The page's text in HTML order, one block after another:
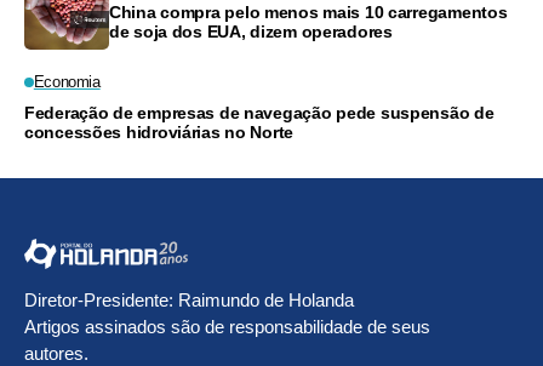
China compra pelo menos mais 10 carregamentos
de soja dos EUA, dizem operadores
Economia
Federação de empresas de navegação pede suspensão de
concessões hidroviárias no Norte
Diretor-Presidente: Raimundo de Holanda
Artigos assinados são de responsabilidade de seus
autores.